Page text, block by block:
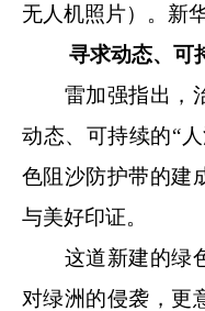
无人机照片）。新
寻求动态、可
雷加强指出，治
动态、可持续的“
色阻沙防护带的建
与美好印证。
这道新建的绿色
对绿洲的侵袭，更